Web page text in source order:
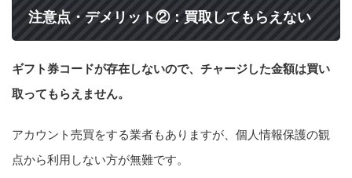
注意点・デメリット②：買取してもらえない
ギフト券コードが存在しないので、チャージした金額は買い
取ってもらえません。
アカウント売買をする業者もありますが、個人情報保護の観
点から利用しない方が無難です。